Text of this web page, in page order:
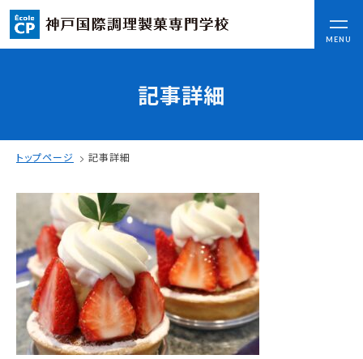
MENU
CLOSE
ここから始まる私の未来
入学情報
AO入試
指定校推薦入試
一般入試
学校案内
記事詳細
トップページ 記事詳細